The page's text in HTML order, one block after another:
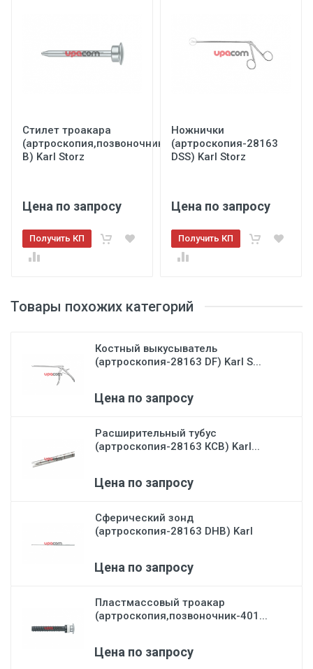
Товары похожих категорий
Костный выкусыватель
(артроскопия-28163 DF) Karl S...
Цена по запросу
Расширительный тубус
(артроскопия-28163 КСВ) Karl...
Цена по запросу
Сферический зонд
(артроскопия-28163 DHB) Karl
Цена по запросу
Пластмассовый троакар
(артроскопия,позвоночник-401...
Цена по запросу
То же, с тупым зубцом справа
Стилет троакара
(артроскопия,позвоночник-40160
В) Karl Storz
Цена по запросу
Получить КП
Ножнички
(артроскопия-28163
DSS) Karl Storz
Цена по запросу
Получить КП